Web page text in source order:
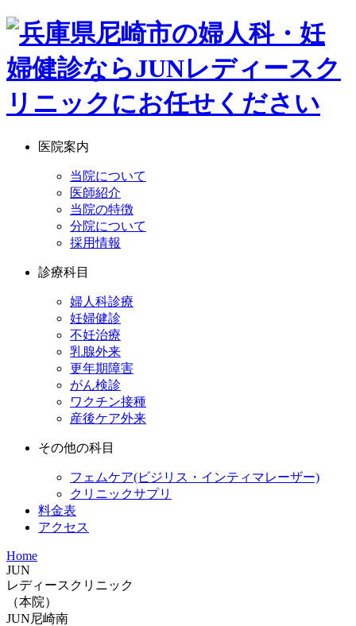
医院案内
当院について
医師紹介
当院の特徴
分院について
採用情報
診療科目
婦人科診療
妊婦健診
不妊治療
乳腺外来
更年期障害
がん検診
ワクチン接種
産後ケア外来
その他の科目
フェムケア(ビジリス・インティマレーザー)
クリニックサプリ
料金表
アクセス
Home
JUN
レディースクリニック
（本院）
JUN尼崎南